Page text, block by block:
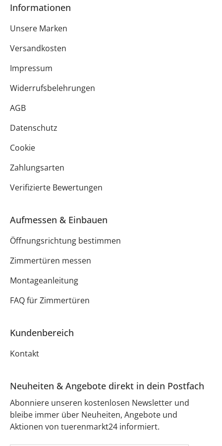
Informationen
Unsere Marken
Versandkosten
Impressum
Widerrufsbelehrungen
AGB
Datenschutz
Cookie
Zahlungsarten
Verifizierte Bewertungen
Aufmessen & Einbauen
Öffnungsrichtung bestimmen
Zimmertüren messen
Montageanleitung
FAQ für Zimmertüren
Kundenbereich
Kontakt
Neuheiten & Angebote direkt in dein Postfach
Abonniere unseren kostenlosen Newsletter und
bleibe immer über Neuheiten, Angebote und
Aktionen von tuerenmarkt24 informiert.